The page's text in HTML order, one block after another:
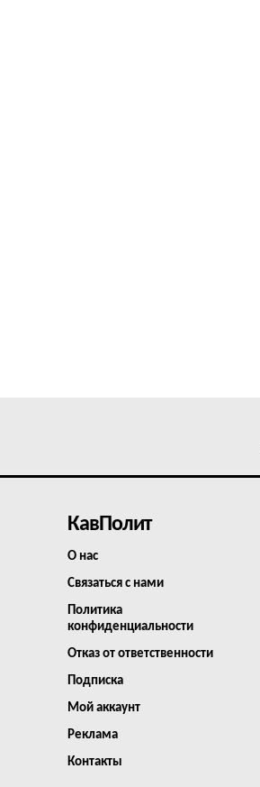
КавПолит
О нас
Связаться с нами
Политика
конфиденциальности
Отказ от ответственности
Подписка
Мой аккаунт
Реклама
Контакты